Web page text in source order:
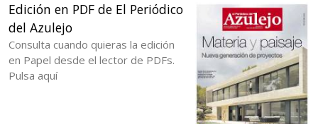
Edición en PDF de El Periódico
del Azulejo
Consulta cuando quieras la edición
en Papel desde el lector de PDFs.
Pulsa aquí